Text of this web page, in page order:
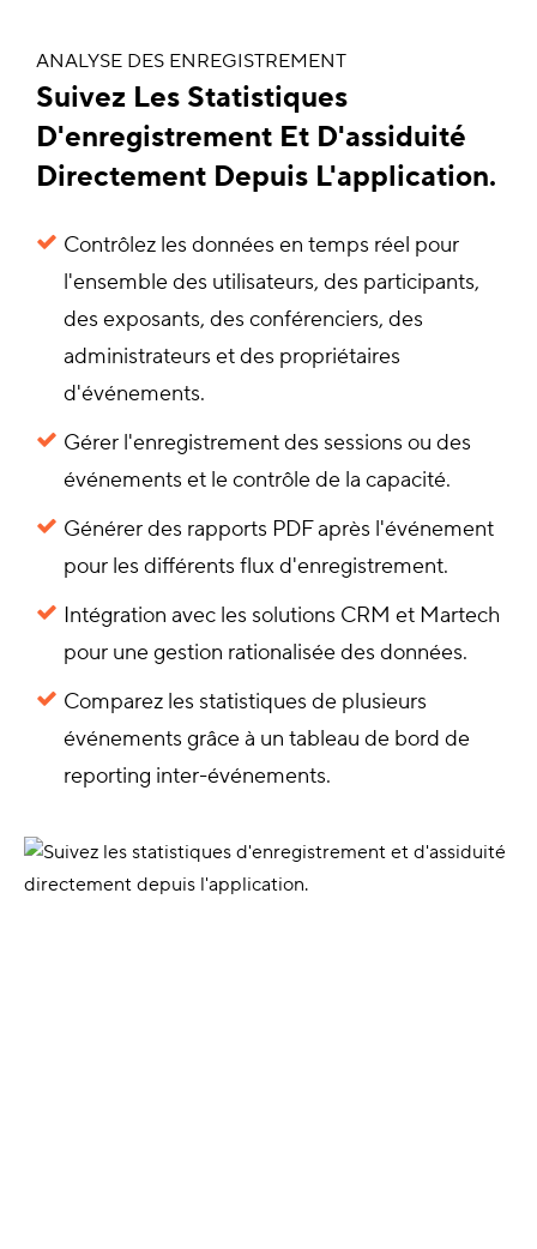
ANALYSE DES ENREGISTREMENT
Suivez Les Statistiques
D'enregistrement Et D'assiduité
Directement Depuis L'application.
Contrôlez les données en temps réel pour
l'ensemble des utilisateurs, des participants,
des exposants, des conférenciers, des
administrateurs et des propriétaires
d'événements.
Gérer l'enregistrement des sessions ou des
événements et le contrôle de la capacité.
Générer des rapports PDF après l'événement
pour les différents flux d'enregistrement.
Intégration avec les solutions CRM et Martech
pour une gestion rationalisée des données.
Comparez les statistiques de plusieurs
événements grâce à un tableau de bord de
reporting inter-événements.